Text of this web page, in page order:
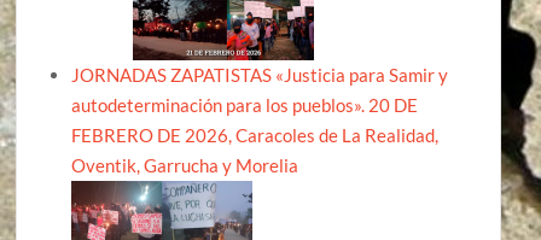
JORNADAS ZAPATISTAS «Justicia para Samir y
autodeterminación para los pueblos». 20 DE
FEBRERO DE 2026, Caracoles de La Realidad,
Oventik, Garrucha y Morelia